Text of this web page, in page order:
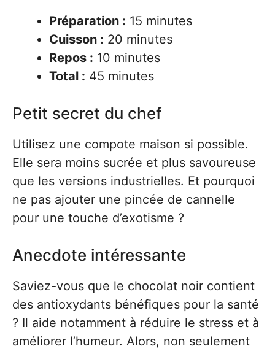
Préparation : 15 minutes
Cuisson : 20 minutes
Repos : 10 minutes
Total : 45 minutes
Petit secret du chef
Utilisez une compote maison si possible.
Elle sera moins sucrée et plus savoureuse
que les versions industrielles. Et pourquoi
ne pas ajouter une pincée de cannelle
pour une touche d’exotisme ?
Anecdote intéressante
Saviez-vous que le chocolat noir contient
des antioxydants bénéfiques pour la santé
? Il aide notamment à réduire le stress et à
améliorer l’humeur. Alors, non seulement